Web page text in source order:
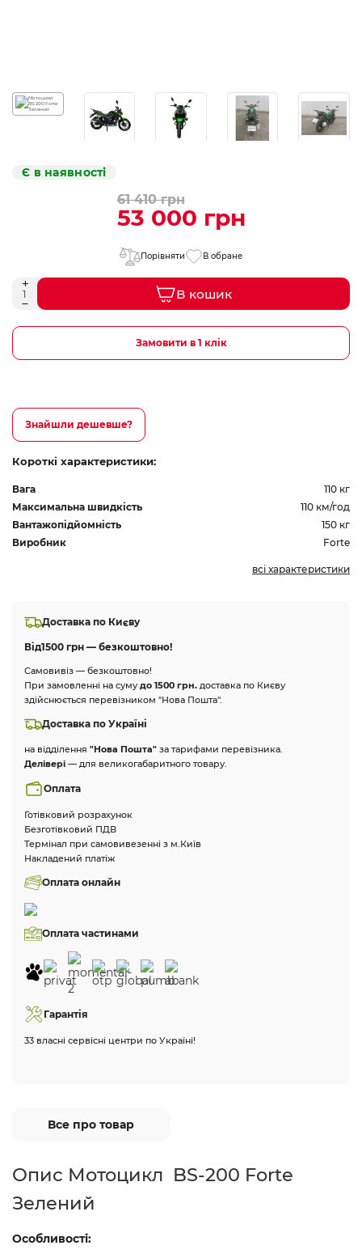
Є в наявності
61 410 грн
53 000 грн
Порівняти В обране
В кошик
Замовити в 1 клік
Знайшли дешевше?
Короткі характеристики:
Вага
110 кг
Максимальна швидкість
110 км/год
Вантажопідйомність
150 кг
Виробник
Forte
всі характеристики
Доставка по Києву
Від1500 грн — безкоштовно!
Самовивіз — безкоштовно!
При замовленні на суму до 1500 грн. доставка по Києву
здійснюється перевізником "Нова Пошта".
Доставка по Україні
на відділення "Нова Пошта" за тарифами перевізника.
Делівері — для великогабаритного товару.
Оплата
Готівковий розрахунок
Безготівковий ПДВ
Термінал при самовивезенні з м.Київ
Накладений платіж
Оплата онлайн
Оплата частинами
Гарантія
33 власні сервісні центри по Україні!
Все про товар
Опис Мотоцикл BS-200 Forte
Зелений
Особливості: